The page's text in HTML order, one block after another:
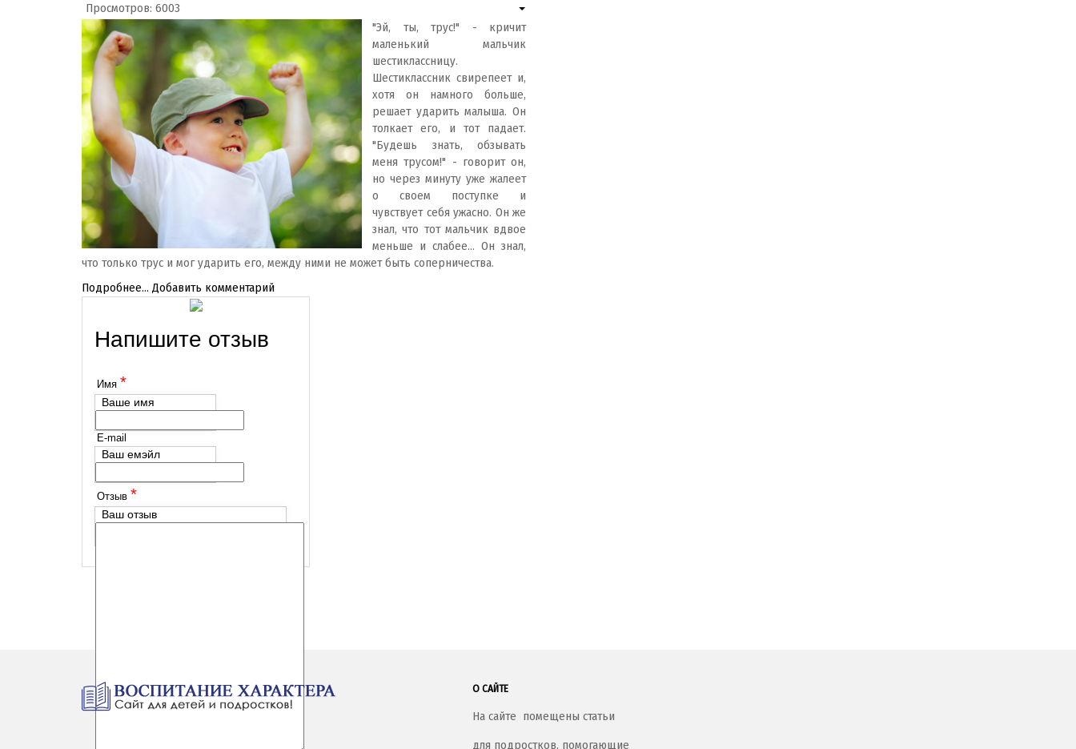
Просмотров: 6003
"Эй, ты, трус!" - кричит
маленький мальчик
шестиклассницу.
Шестиклассник свирепеет и,
хотя он намного больше,
решает ударить малыша. Он
толкает его, и тот падает.
"Будешь знать, обзывать
меня трусом!" - говорит он,
но через минуту уже жалеет
о своем поступке и
чувствует себя ужасно. Он же
знал, что тот мальчик вдвое
меньше и слабее... Он знал,
что только трус и мог ударить его, между ними не может быть соперничества.
Подробнее... Добавить комментарий
Напишите отзыв
Имя *
Ваше имя
E-mail
Ваш емэйл
Отзыв *
Ваш отзыв
О САЙТЕ
На сайте помещены статьи
для подростков, помогающие